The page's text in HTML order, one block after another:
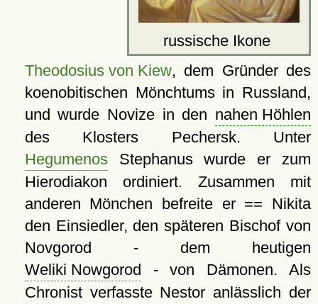
russische Ikone
Theodosius von Kiew, dem Gründer des
koenobitischen Mönchtums in Russland,
und wurde Novize in den nahen Höhlen
des Klosters Pechersk. Unter
HegumenosStephanus wurde er zum
Hierodiakon ordiniert. Zusammen mit
anderen Mönchen befreite er == Nikita
den Einsiedler, den späteren Bischof von
Novgorod - dem heutigen
Weliki Nowgorod - von Dämonen. Als
Chronist verfasste Nestor anlässlich der